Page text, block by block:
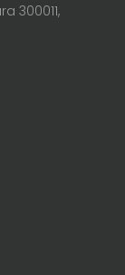
300011,